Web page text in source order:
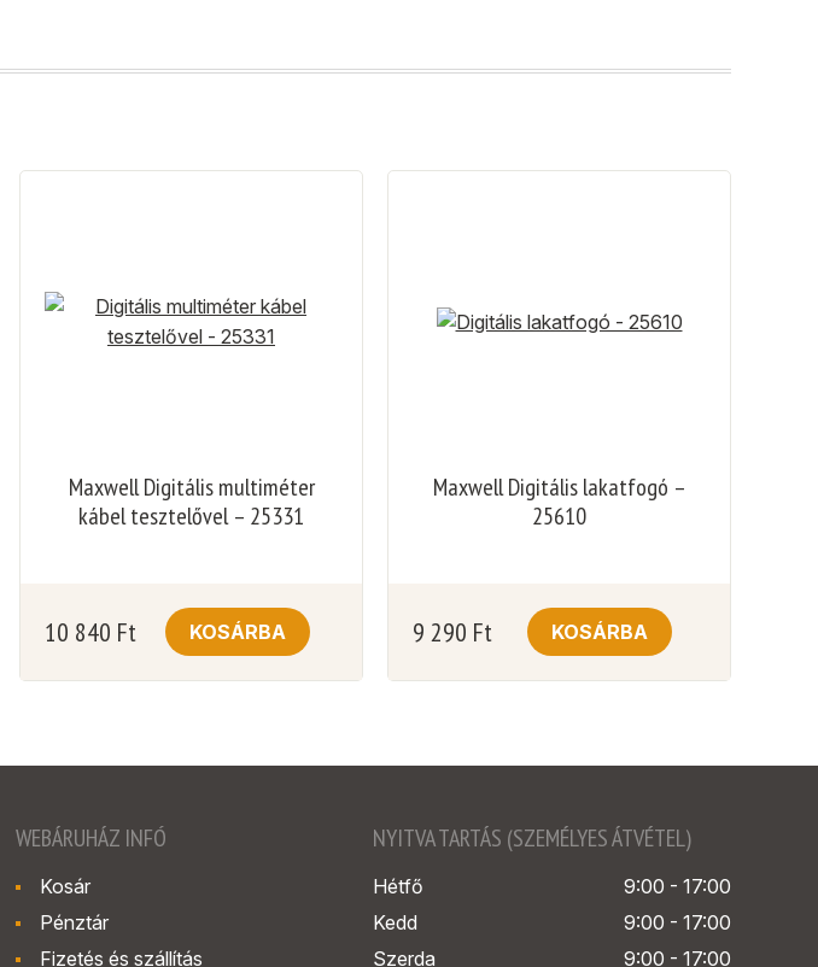
Maxwell Digitális multiméter
kábel tesztelővel – 25331
10 840 Ft KOSÁRBA
Maxwell Digitális lakatfogó –
25610
9 290 Ft KOSÁRBA
WEBÁRUHÁZ INFÓ
Kosár
Pénztár
Fizetés és szállítás
NYITVA TARTÁS (SZEMÉLYES ÁTVÉTEL)
Hétfő
9:00 - 17:00
Kedd
9:00 - 17:00
Szerda
9:00 - 17:00